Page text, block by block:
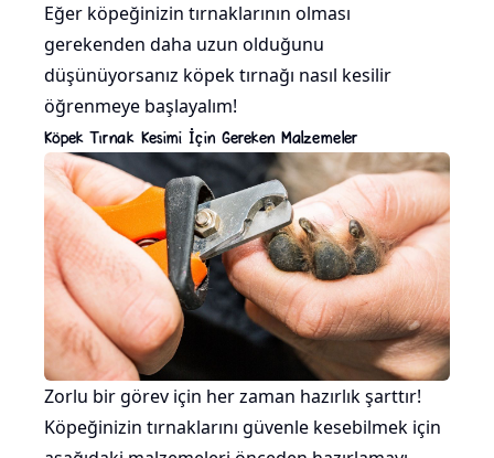
Eğer köpeğinizin tırnaklarının olması
gerekenden daha uzun olduğunu
düşünüyorsanız köpek tırnağı nasıl kesilir
öğrenmeye başlayalım!
Köpek Tırnak Kesimi İçin Gereken Malzemeler
Zorlu bir görev için her zaman hazırlık şarttır!
Köpeğinizin tırnaklarını güvenle kesebilmek için